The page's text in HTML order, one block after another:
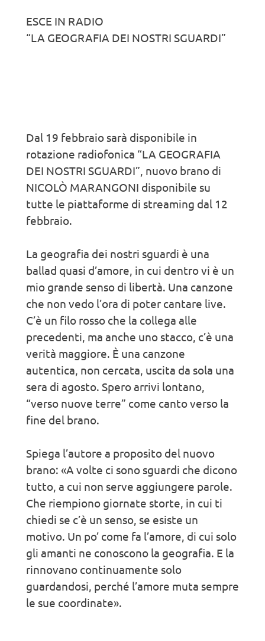
ESCE IN RADIO
“LA GEOGRAFIA DEI NOSTRI SGUARDI”
Dal 19 febbraio sarà disponibile in
rotazione radiofonica “LA GEOGRAFIA
DEI NOSTRI SGUARDI”, nuovo brano di
NICOLÒ MARANGONI disponibile su
tutte le piattaforme di streaming dal 12
febbraio.
La geografia dei nostri sguardi è una
ballad quasi d’amore, in cui dentro vi è un
mio grande senso di libertà. Una canzone
che non vedo l’ora di poter cantare live.
C’è un filo rosso che la collega alle
precedenti, ma anche uno stacco, c’è una
verità maggiore. È una canzone
autentica, non cercata, uscita da sola una
sera di agosto. Spero arrivi lontano,
“verso nuove terre” come canto verso la
fine del brano.
Spiega l’autore a proposito del nuovo
brano: «A volte ci sono sguardi che dicono
tutto, a cui non serve aggiungere parole.
Che riempiono giornate storte, in cui ti
chiedi se c’è un senso, se esiste un
motivo. Un po’ come fa l’amore, di cui solo
gli amanti ne conoscono la geografia. E la
rinnovano continuamente solo
guardandosi, perché l’amore muta sempre
le sue coordinate».